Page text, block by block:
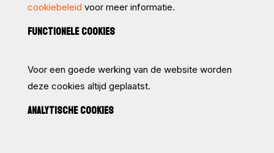
cookiebeleid voor meer informatie.
FUNCTIONELE COOKIES
Voor een goede werking van de website worden
deze cookies altijd geplaatst.
ANALYTISCHE COOKIES